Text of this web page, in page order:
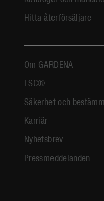
Hitta återförsäljare
Om GARDENA
FSC®
Säkerhet och
Karriär
Nyhetsbrev
Pressmeddelanden